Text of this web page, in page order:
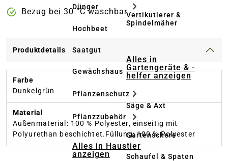
Dünger
Hochbeet
Saatgut
Gewächshaus
Pflanzenschutz
Pflanzzubehör
Alles in Haustier
anzeigen
Vertikutierer &
Spindelmäher
Alles in
Gartengeräte & -
helfer anzeigen
Säge & Axt
Gartenschere
Schaufel & Spaten
Bezug bei 30 °C waschbar
Produktdetails
Farbe
Dunkelgrün
Material
Außenmaterial: 100 % Polyester, einseitig mit
Polyurethan beschichtet.Füllung: 100 % Polyester